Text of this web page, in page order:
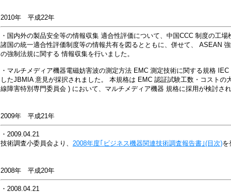
2010年 平成22年
・国内外の製品安全等の情報収集 適合性評価について、中国CCC 制度の工
諸国の統一適合性評価制度等の情報共有を図るとともに、併せて、 ASEAN
の強制法規に関する 情報収集を行いました。
・マルチメディア機器電磁妨害波の測定方法 EMC 測定技術に関する規格
したJBMIA 意見が採択されました。 本規格は EMC 認証試験工数・コストの
線障害特別専門委員会 ) において、マルチメディア機器 規格に採用が検討され
2009年 平成21年
・2009.04.21
技術調査小委員会より、 2008年度｢ビジネス機器関連技術調査報告書｣(目次)を
2008年 平成20年
・2008.04.21